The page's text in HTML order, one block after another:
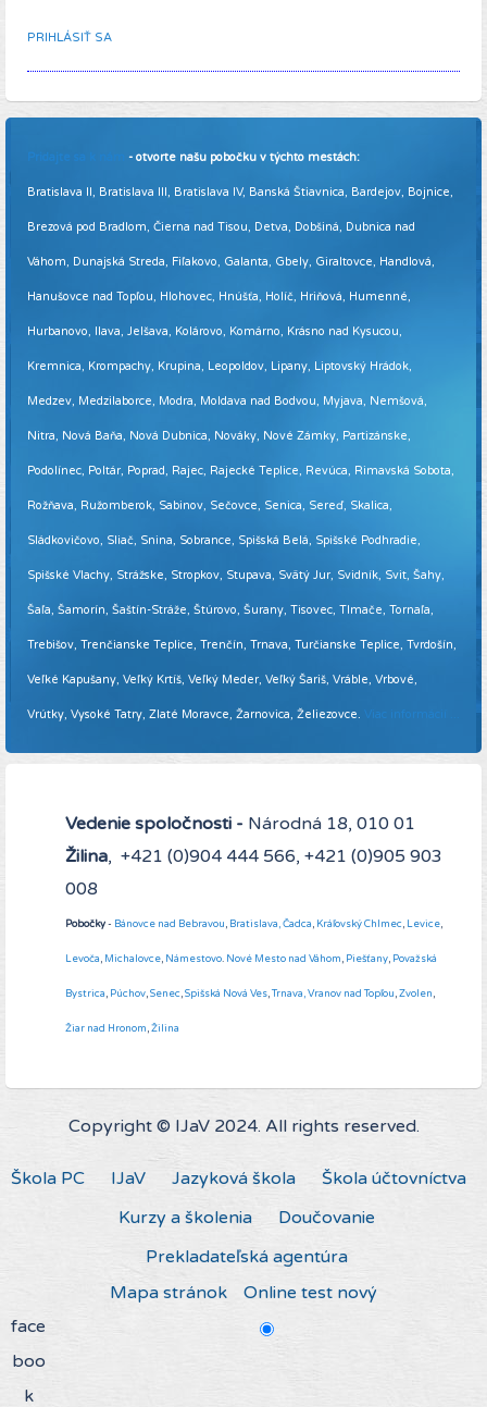
PRIHLÁSIŤ SA
Pridajte sa k nám - otvorte našu pobočku v týchto mestách:
Bratislava II, Bratislava III, Bratislava IV, Banská Štiavnica, Bardejov, Bojnice,
Brezová pod Bradlom, Čierna nad Tisou, Detva, Dobšiná, Dubnica nad
Váhom, Dunajská Streda, Fiľakovo, Galanta, Gbely, Giraltovce, Handlová,
Hanušovce nad Topľou, Hlohovec, Hnúšťa, Holíč, Hriňová, Humenné,
Hurbanovo, Ilava, Jelšava, Kolárovo, Komárno, Krásno nad Kysucou,
Kremnica, Krompachy, Krupina, Leopoldov, Lipany, Liptovský Hrádok,
Medzev, Medzilaborce, Modra, Moldava nad Bodvou, Myjava, Nemšová,
Nitra, Nová Baňa, Nová Dubnica, Nováky, Nové Zámky, Partizánske,
Podolínec, Poltár, Poprad, Rajec, Rajecké Teplice, Revúca, Rimavská Sobota,
Rožňava, Ružomberok, Sabinov, Sečovce, Senica, Sereď, Skalica,
Sládkovičovo, Sliač, Snina, Sobrance, Spišská Belá, Spišské Podhradie,
Spišské Vlachy, Strážske, Stropkov, Stupava, Svätý Jur, Svidník, Svit, Šahy,
Šaľa, Šamorín, Šaštín-Stráže, Štúrovo, Šurany, Tisovec, Tlmače, Tornaľa,
Trebišov, Trenčianske Teplice, Trenčín, Trnava, Turčianske Teplice, Tvrdošín,
Veľké Kapušany, Veľký Krtíš, Veľký Meder, Veľký Šariš, Vráble, Vrbové,
Vrútky, Vysoké Tatry, Zlaté Moravce, Žarnovica, Želiezovce. Viac informácií ...
Vedenie spoločnosti - Národná 18, 010 01
Žilina, +421 (0)904 444 566, +421 (0)905 903
008
Pobočky- Bánovce nad Bebravou, Bratislava,Čadca, Kráľovský Chlmec, Levice,
Levoča, Michalovce, Námestovo. Nové Mesto nad Váhom, Piešťany, Považská
Bystrica, Púchov,Senec,Spišská Nová Ves,Trnava,Vranov nad Topľou,Zvolen,
Žiar nad Hronom,Žilina
Copyright © IJaV 2024. All rights reserved.
Škola PC IJaV Jazyková škola
Škola účtovníctva
Kurzy a školenia
Doučovanie
Prekladateľská agentúra
Mapa stránok
Online test nový
face
boo
k